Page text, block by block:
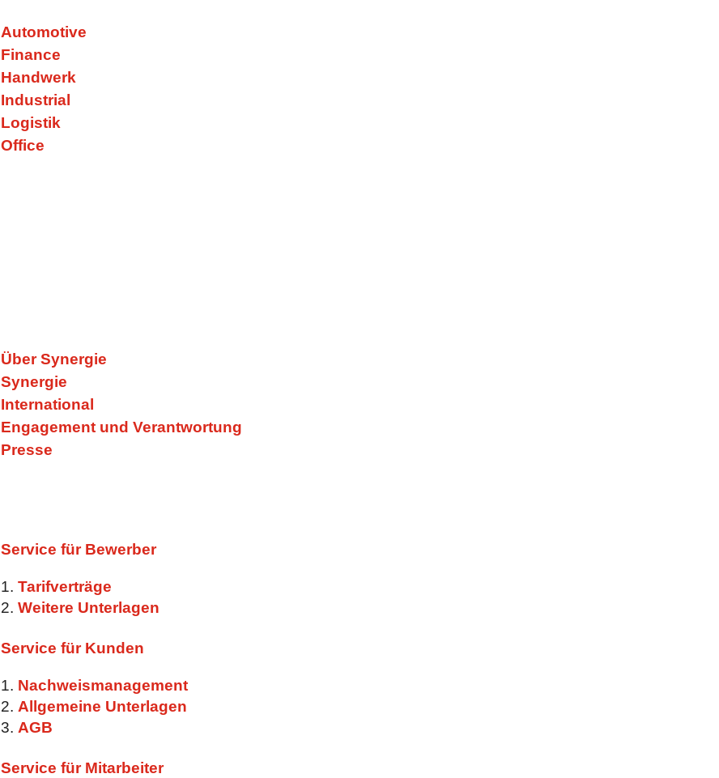
Automotive
Finance
Handwerk
Industrial
Logistik
Office
Über Synergie
Synergie
International
Engagement und Verantwortung
Presse
Service für Bewerber
Tarifverträge
Weitere Unterlagen
Service für Kunden
Nachweismanagement
Allgemeine Unterlagen
AGB
Service für Mitarbeiter